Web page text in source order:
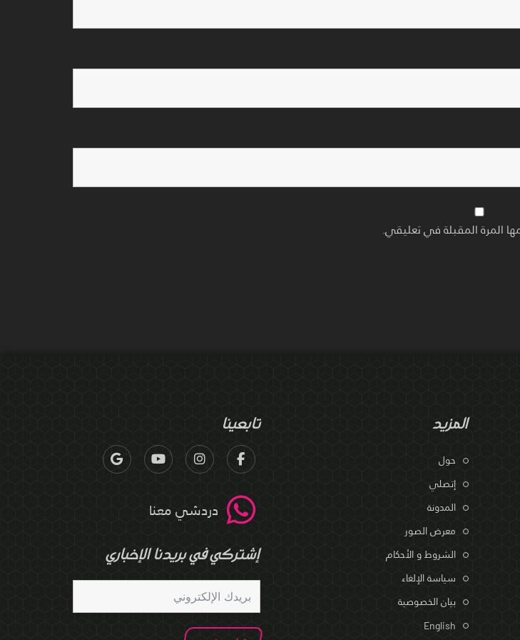
المرة المقبلة في تعليقي.
المزيد
حول
إتصلي
المدونة
معرض الصور
الشروط و الأحكام
سياسة الإلغاء
بيان الخصوصية
English
تابعينا
دردشي معنا
إشتركي في بريدنا الإخباري